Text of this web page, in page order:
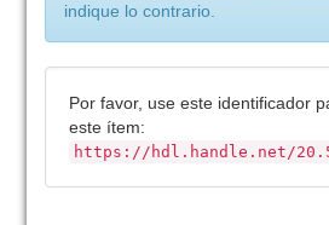
indique lo contrario.
Por favor, use este identificador
este ítem:
https://hdl.handle.net/